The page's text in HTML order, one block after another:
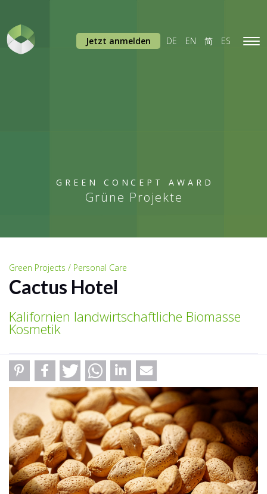
GREEN CONCEPT AWARD
Grüne Projekte
Jetzt anmelden DE EN 简 ES
Green Projects / Personal Care
Cactus Hotel
Kalifornien landwirtschaftliche Biomasse
Kosmetik